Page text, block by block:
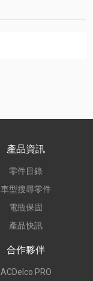
產品資訊
零件目錄
車型搜尋零件
電瓶保固
產品快訊
合作夥伴
ACDelco PRO